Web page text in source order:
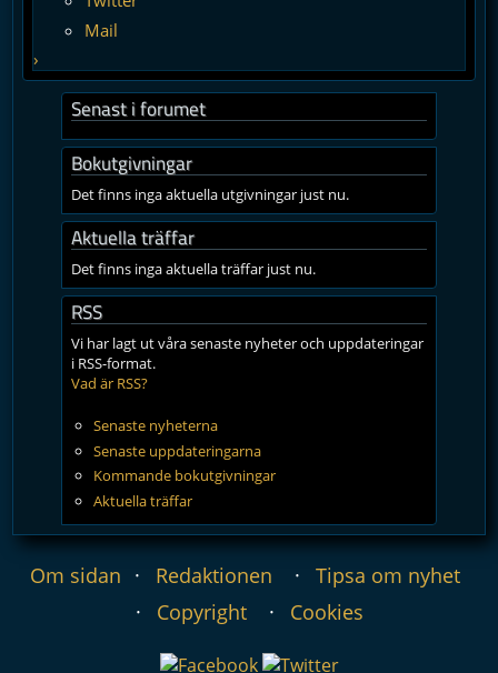
Mail
›
Senast i forumet
Bokutgivningar
Det finns inga aktuella utgivningar just nu.
Aktuella träffar
Det finns inga aktuella träffar just nu.
RSS
Vi har lagt ut våra senaste nyheter och uppdateringar
i RSS-format.
Vad är RSS?
Senaste nyheterna
Senaste uppdateringarna
Kommande bokutgivningar
Aktuella träffar
Om sidan Redaktionen
Tipsa om nyhet
Copyright
Cookies